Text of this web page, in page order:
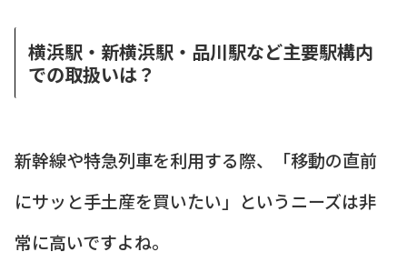
横浜駅・新横浜駅・品川駅など主要駅構内
での取扱いは？
新幹線や特急列車を利用する際、「移動の直前
にサッと手土産を買いたい」というニーズは非
常に高いですよね。